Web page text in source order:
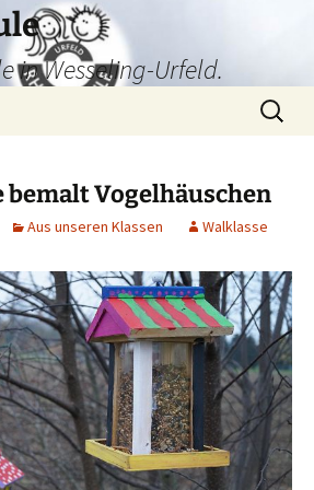
in Wesseling-Urfeld.
Suchen
nach:
bemalt Vogelhäuschen
Aus unseren Klassen Walklasse